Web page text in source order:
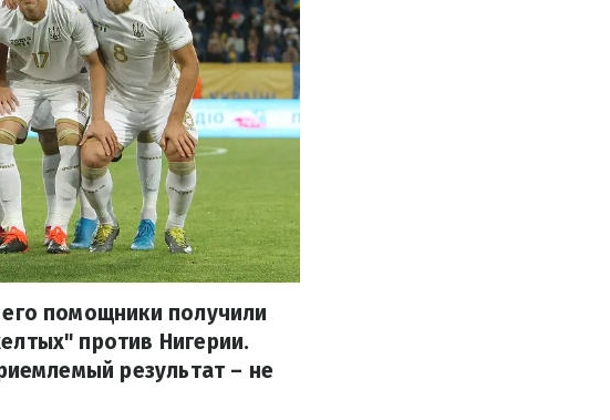
помощники получили
против Нигерии.
результат – не